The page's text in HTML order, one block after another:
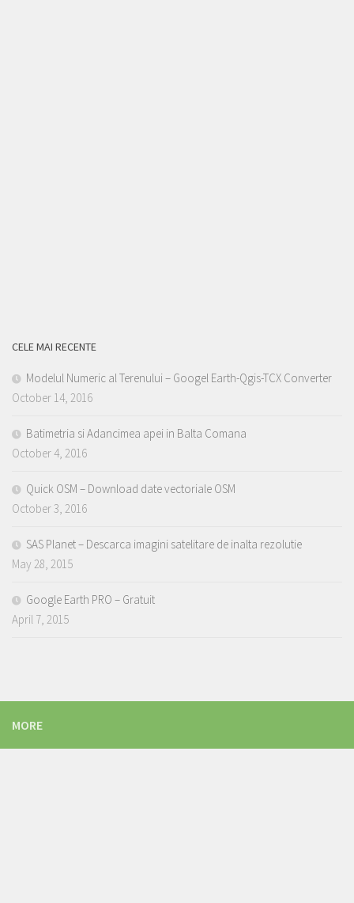
CELE MAI RECENTE
Modelul Numeric al Terenului – Googel Earth-Qgis-TCX Converter
October 14, 2016
Batimetria si Adancimea apei in Balta Comana
October 4, 2016
Quick OSM – Download date vectoriale OSM
October 3, 2016
SAS Planet – Descarca imagini satelitare de inalta rezolutie
May 28, 2015
Google Earth PRO – Gratuit
April 7, 2015
MORE